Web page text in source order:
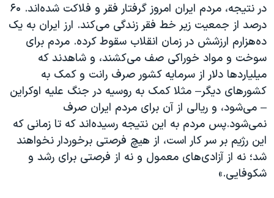
در نتیجه، مردم ایران امروز گرفتار فقر و فلاکت شده‌اند. ۶۰
درصد از جمعیت زیر خط فقر زندگی می‌کند. ارز ایران به یک
ده‌هزارم ارزشش در زمان انقلاب سقوط کرده. مردم برای
سوخت و مواد خوراکی صف می‌کشند، و شاهدند که
میلیاردها دلار از سرمایه کشور صرف رانت و کمک به
کشورهای دیگر– مثلا کمک به روسیه در جنگ علیه اوکراین
– می‌شود، و ریالی از آن برای مردم ایران صرف
نمی‌شود.پس مردم به این نتیجه رسیده‌اند که تا زمانی که
این رژیم بر سر کار است، از هیچ فرصتی برخوردار نخواهند
شد؛ نه از آزادی‌های معمول و نه از فرصتی برای رشد و
شکوفایی.»